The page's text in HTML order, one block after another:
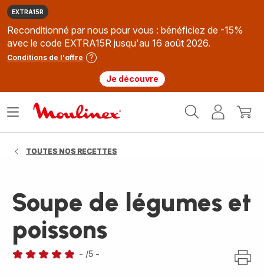
EXTRA15R
Reconditionné par nous pour vous : bénéficiez de -15%
avec le code EXTRA15R jusqu'au 16 août 2026.
Conditions de l'offre
Je découvre
MonMon
Ouvrir
TOUTES NOS RECETTES
Soupe de légumes et
poissons
- /5 -